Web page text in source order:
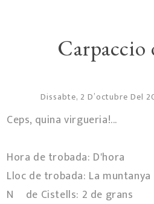
Carpaccio
Dissabte, 2 D’octubre Del
Ceps, quina virgueria!...
Hora de trobada: D'hora
Lloc de trobada: La muntanya
Nº de Cistells: 2 de grans